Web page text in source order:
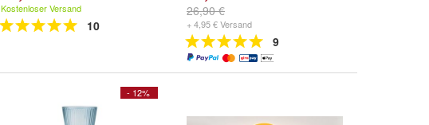
Kostenloser Versand
10
26,90 €
+ 4,95 € Versand
9
- 12%